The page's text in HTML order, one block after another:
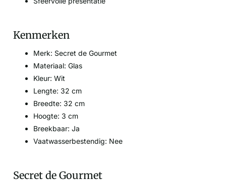
Kenmerken
Merk: Secret de Gourmet
Materiaal: Glas
Kleur: Wit
Lengte: 32 cm
Breedte: 32 cm
Hoogte: 3 cm
Breekbaar: Ja
Vaatwasserbestendig: Nee
Secret de Gourmet